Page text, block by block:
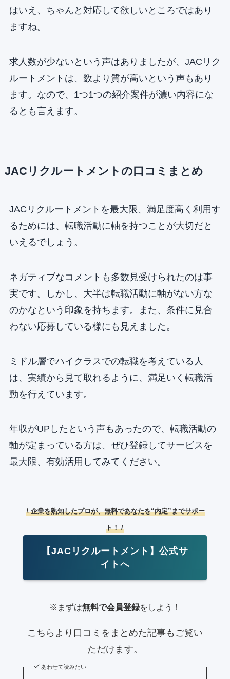
はいえ、ちゃんと対応して欲しいところではあり
ますね。
求人数が少ないという声はありましたが、JACリク
ルートメントは、数より質が高いという声もあり
ます。なので、1つ1つの紹介案件が濃い内容にな
るとも言えます。
JACリクルートメントの口コミまとめ
JACリクルートメントを最大限、満足度高く利用す
るためには、転職活動に軸を持つことが大切だと
いえるでしょう。
ネガティブなコメントも多数見受けられたのは事
実です。しかし、大半は転職活動に軸がない方な
のかなという印象を持ちます。また、条件に見合
わない応募している様にも見えました。
ミドル層でハイクラスでの転職を考えている人
は、実績から見て取れるように、満足いく転職活
動を行えています。
年収がUPしたという声もあったので、転職活動の
軸が定まっている方は、ぜひ登録してサービスを
最大限、有効活用してみてください。
\ 企業を熟知したプロが、無料であなたを“内定”までサポー
ト！ /
【JACリクルートメント】公式サ
イトへ
※まずは無料で会員登録をしよう！
こちらより口コミをまとめた記事もご覧い
ただけます。
あわせて読みたい